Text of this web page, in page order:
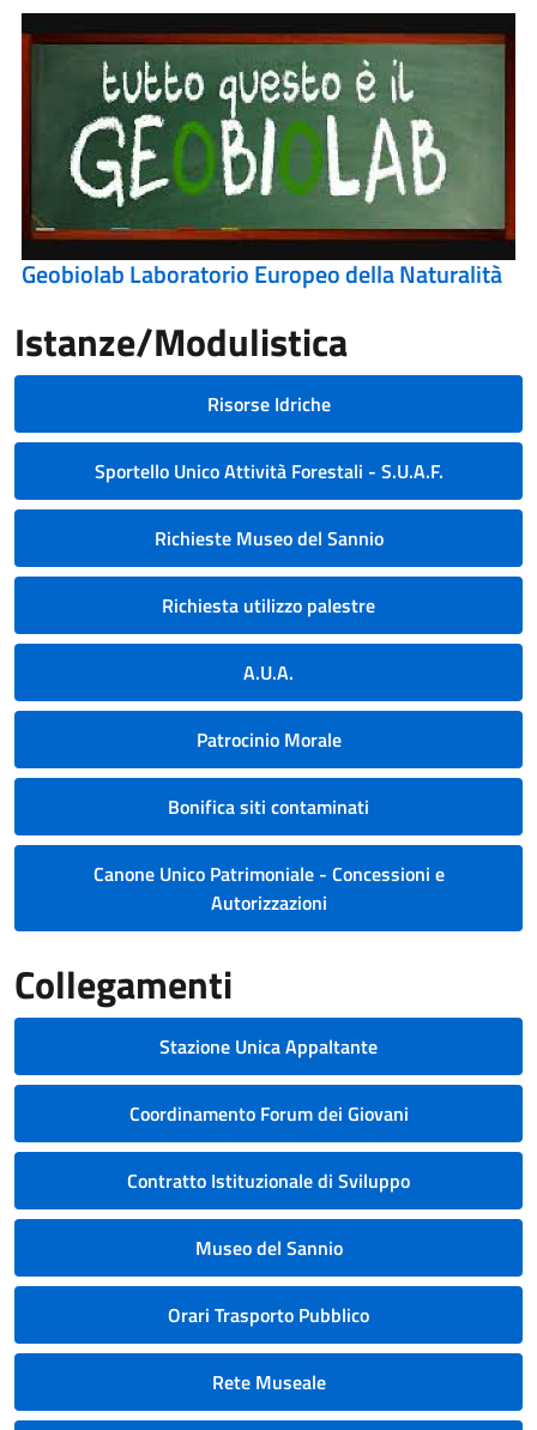
Geobiolab Laboratorio Europeo della Naturalità
Istanze/Modulistica
Risorse Idriche
Sportello Unico Attività Forestali - S.U.A.F.
Richieste Museo del Sannio
Richiesta utilizzo palestre
A.U.A.
Patrocinio Morale
Bonifica siti contaminati
Canone Unico Patrimoniale - Concessioni e
Autorizzazioni
Collegamenti
Stazione Unica Appaltante
Coordinamento Forum dei Giovani
Contratto Istituzionale di Sviluppo
Museo del Sannio
Orari Trasporto Pubblico
Rete Museale